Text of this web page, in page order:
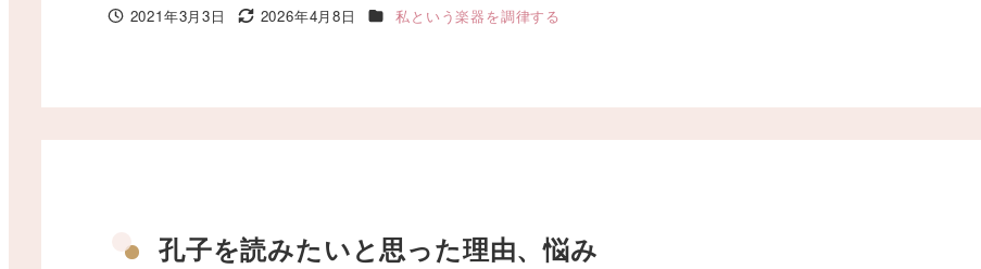
投稿日
2021年3月3日
更新日
2026年4月8日 カテゴリー
私という楽器を調律する
孔子を読みたいと思った理由、悩み